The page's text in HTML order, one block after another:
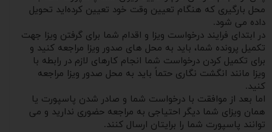
محل بارگیری که هنگام تعیین وقت خود تعیین کرده‌اید تحویل
داده می شود.
در ابتدای فرایند درخواست ویزا و اقدام شما برای گرفتن ویزا جهت
تکمیل پرونده شما، باید به محل های صدور ویزا مراجعه کنید و
برای‌ تکمیل کردن درخواست شما انجام کارهای لازم در رابطه با
ویزا مانند انگشت نگاری حتماً باید به محل صدور ویزا مراجعه
کنید.
اما بعد از موافقت با درخواست شما و صادر شدن پاسپورت یا
همان ویزای شما دیگر احتیاجی به مراجعه حضوری ندارید و می
توانند پاسپورت شما را برایتان ارسال کنند.